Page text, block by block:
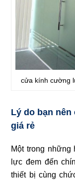
cửa kính cường
Lý do bạn
giá rẻ
Một trong
lực đem đến
thiết bị cùng